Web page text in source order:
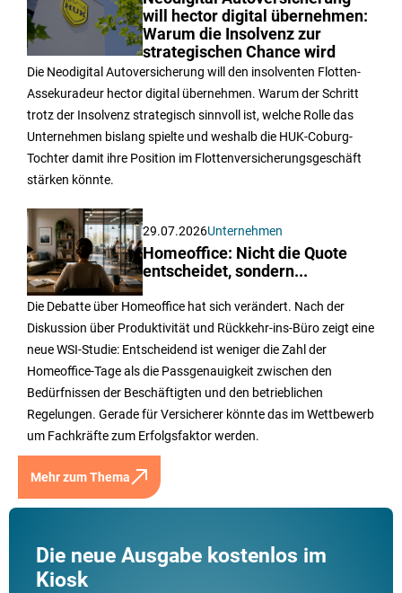
will hector digital übernehmen:
Warum die Insolvenz zur
strategischen Chance wird
Die Neodigital Autoversicherung will den insolventen Flotten-
Assekuradeur hector digital übernehmen. Warum der Schritt
trotz der Insolvenz strategisch sinnvoll ist, welche Rolle das
Unternehmen bislang spielte und weshalb die HUK-Coburg-
Tochter damit ihre Position im Flottenversicherungsgeschäft
stärken könnte.
29.07.2026Unternehmen
Homeoffice: Nicht die Quote
entscheidet, sondern...
Die Debatte über Homeoffice hat sich verändert. Nach der
Diskussion über Produktivität und Rückkehr-ins-Büro zeigt eine
neue WSI-Studie: Entscheidend ist weniger die Zahl der
Homeoffice-Tage als die Passgenauigkeit zwischen den
Bedürfnissen der Beschäftigten und den betrieblichen
Regelungen. Gerade für Versicherer könnte das im Wettbewerb
um Fachkräfte zum Erfolgsfaktor werden.
Mehr zum Thema
Die neue Ausgabe kostenlos im
Kiosk